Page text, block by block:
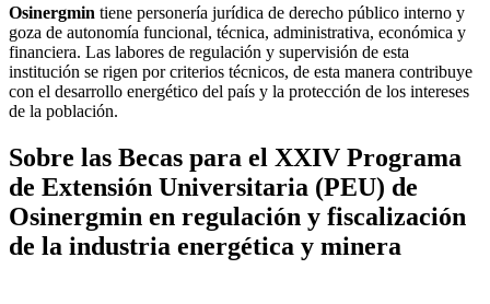
Osinergmin tiene personería jurídica de derecho público interno y
goza de autonomía funcional, técnica, administrativa, económica y
financiera. Las labores de regulación y supervisión de esta
institución se rigen por criterios técnicos, de esta manera contribuye
con el desarrollo energético del país y la protección de los intereses
de la población.
Sobre las Becas para el XXIV Programa
de Extensión Universitaria (PEU) de
Osinergmin en regulación y fiscalización
de la industria energética y minera